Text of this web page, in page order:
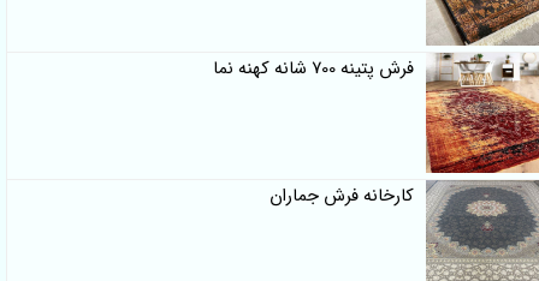
فرش پتینه 700 شانه کهنه نما
کارخانه فرش جماران